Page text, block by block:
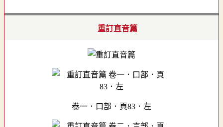
重訂直音篇
卷一．口部．頁83．左